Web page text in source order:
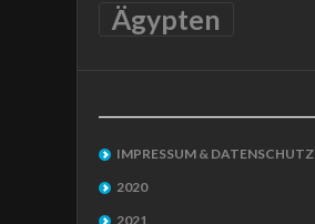
Ägypten
IMPRESSUM & DATENSCHUTZ
2020
2021